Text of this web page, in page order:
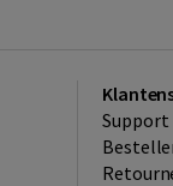
Support